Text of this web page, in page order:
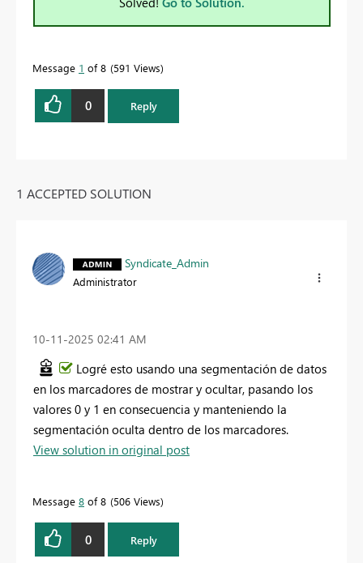
Message 1 of 8 591 Views
0 Reply
1 ACCEPTED SOLUTION
Syndicate_Admin
Administrator
‎10-11-2025 02:41 AM
Logré esto usando una segmentación de datos
en los marcadores de mostrar y ocultar, pasando los
valores 0 y 1 en consecuencia y manteniendo la
segmentación oculta dentro de los marcadores.
View solution in original post
Message 8 of 8 506 Views
0 Reply